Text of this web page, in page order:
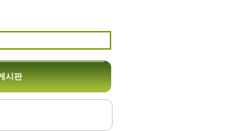
시판